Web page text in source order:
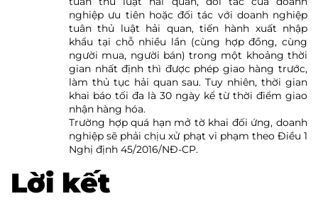
nghiệp ưu tiên hoặc đối tác với doanh nghiệp
tuân thủ luật hải quan, tiến hành xuất nhập
khẩu tại chỗ nhiều lần (cùng hợp đồng, cùng
người mua, người bán) trong một khoảng thời
gian nhất định thì được phép giao hàng trước,
làm thủ tục hải quan sau. Tuy nhiên, thời gian
khai báo tối đa là 30 ngày kể từ thời điểm giao
nhận hàng hóa.
Trường hợp quá hạn mở tờ khai đối ứng, doanh
nghiệp sẽ phải chịu xử phạt vi phạm theo Điều 1
Nghị định 45/2016/NĐ-CP.
Lời kết